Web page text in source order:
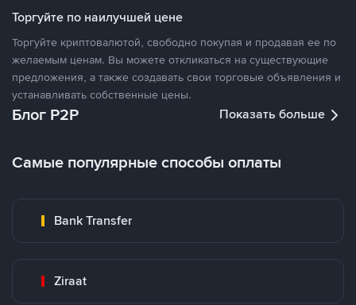
Торгуйте по наилучшей цене
Торгуйте криптовалютой, свободно покупая и продавая ее по
желаемым ценам. Вы можете откликаться на существующие
предложения, а также создавать свои торговые объявления и
устанавливать собственные цены.
Блог P2P Показать больше
Самые популярные способы оплаты
Bank Transfer
Ziraat